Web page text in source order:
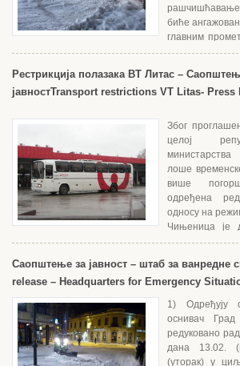
биће
главним
и локалним путевима према селима и Костолцу.
Рестрикција полазака ВТ Литас –
јавностTransport restrictions VT Litas- Press
Због
целој
лоше
више
одређена
односу на
Чињеница је
школу и да велики број...
Саопштење за јавност – штаб за ванредне
release – Headquarters for Emergency
1) Одређују
оснивач
редуковано
дана 13.02.
(уторак) у